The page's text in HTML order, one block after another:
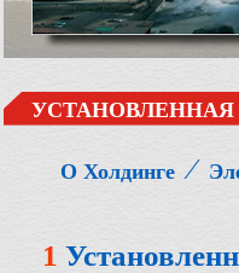
О Холдинге ⁄
1